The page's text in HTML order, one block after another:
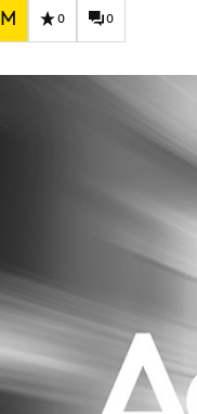
Digital
Diversiteit
Effectiviteit
Influencer
Interne
0 0